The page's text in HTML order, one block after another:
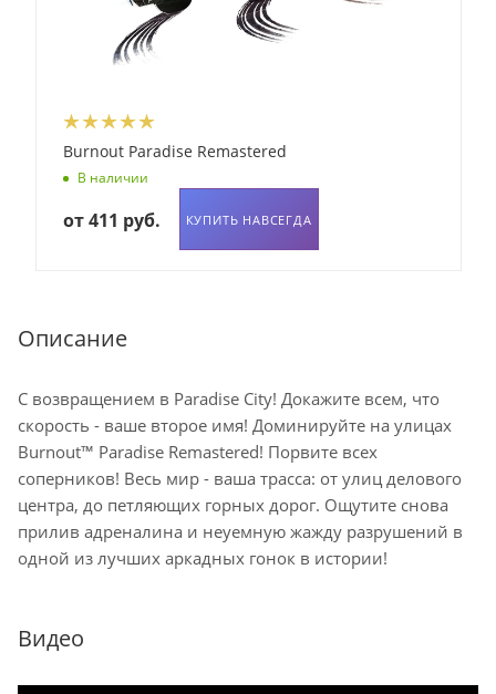
Burnout Paradise Remastered
В наличии
от411 руб. КУПИТЬ НАВСЕГДА
Описание
С возвращением в Paradise City! Докажите всем, что
скорость - ваше второе имя! Доминируйте на улицах
Burnout™ Paradise Remastered! Порвите всех
соперников! Весь мир - ваша трасса: от улиц делового
центра, до петляющих горных дорог. Ощутите снова
прилив адреналина и неуемную жажду разрушений в
одной из лучших аркадных гонок в истории!
Видео